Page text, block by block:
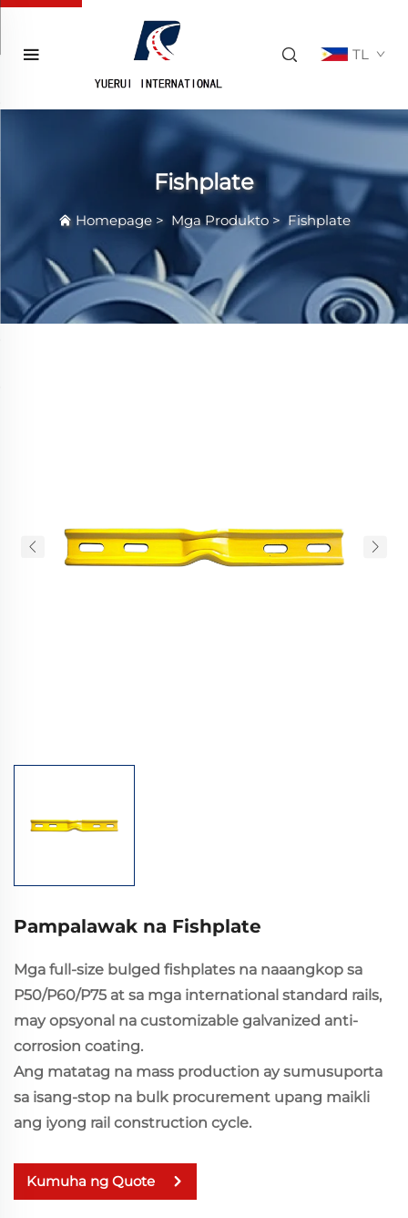
TL
Fishplate
Homepage> Mga Produkto>Fishplate
Pampalawak na Fishplate
Mga full-size bulged fishplates na naaangkop sa
P50/P60/P75 at sa mga international standard rails,
may opsyonal na customizable galvanized anti-
corrosion coating.
Ang matatag na mass production ay sumusuporta
sa isang-stop na bulk procurement upang maikli
ang iyong rail construction cycle.
Kumuha ng Quote